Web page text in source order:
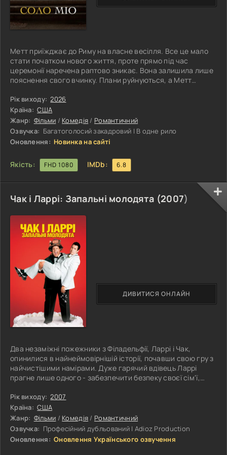
Метт приїжджає до Риму на власне весілля. Все це мало
стати початком нового життя, проте прямо під час
церемонії наречена раптово зникає. Вона залишила лише
пояснення свого вчинку. Плани руйнуються, а Метт
торжество кохання. Але герой не поспішає повертатися
додому. Він вирішує не скасовувати поїздку, яка мала
стати його весільною подорожжю. Чоловік продовжує
маршрут Італією, ніщо не здатне його зламати. Він ходить
на екскурсії та подорожує з
Рік виходу: 2026
Країна: США
Жанр: Фільми / Комедія / Романтичний
Озвучка: Багатоголосий закадровий | В одне рило
Оновлення: Новинка на сайті
Якість: FHD 1080 IMDb: 6.8
Чак і Ларрі: Запальні молодята (2007)
Два незаміжні пожежники з Філадельфії, Ларрі і Чак,
опинилися в найнеймовірнішій історії, почавши свою гру з
найчистішими намірами. Дуже гарячий вдівець Ларрі
прагне лише одного - забезпечити безпеку своєї сім'ї,
насолоджуватися своїм холостяцьким життям. Вдячний
Чак не забуває про те, як Ларрі врятував його від вогню, в
той час як Ларрі прагне до того, щоб його діти отримали
страховку на випадок чого. Для цього їм необхідно лише
зробити один простий
Рік виходу: 2007
Країна: США
Жанр: Фільми / Комедія / Романтичний
Озвучка: Професійний дубльований | Adioz Production
Оновлення: Оновлення Українського озвучення
ДИВИТИСЯ ОНЛАЙН